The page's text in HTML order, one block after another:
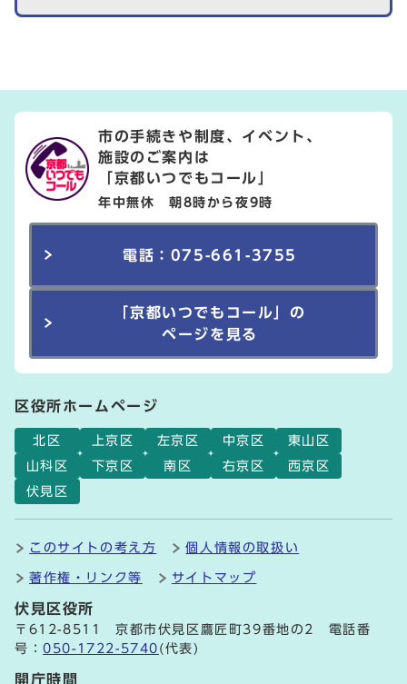
市の手続きや制度、イベント、
施設のご案内は
「京都いつでもコール」
年中無休 朝8時から夜9時
電話：075-661-3755
「京都いつでもコール」の
ページを見る
区役所ホームページ
北区 上京区 左京区 中京区
東山区
山科区
下京区 南区 右京区
西京区
伏見区
このサイトの考え方 個人情報の取扱い
著作権・リンク等 サイトマップ
伏見区役所
〒612-8511 京都市伏見区鷹匠町39番地の2 電話番
号：050-1722-5740 (代表)
開庁時間